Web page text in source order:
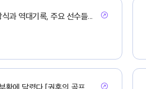
과 역대기록, 주요 선수들...
활에 달렸다 [권훈의 골프...